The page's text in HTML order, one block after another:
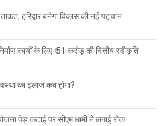
हरिद्वार बनेगा विकास की नई पहचान
कार्यों के लिए ₹ 51 करोड़ की वित्तीय स्वीकृति
का इलाज कब होगा?
पेड़ कटाई पर सीएम धामी ने लगाई रोक